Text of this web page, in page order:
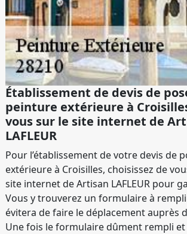
Établissement de devis de
peinture extérieure à
vous sur le site internet de
LAFLEUR
Pour l’établissement de votre devis de
extérieure à Croisilles, choisissez de
site internet de Artisan LAFLEUR pour
Vous y trouverez un formulaire à
évitera de faire le déplacement auprès
Une fois le formulaire dûment rempli et